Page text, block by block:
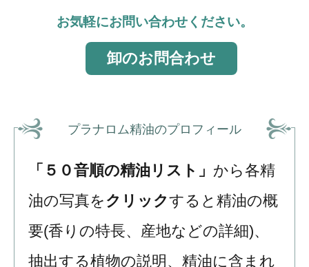
お気軽にお問い合わせください。
卸のお問合わせ
プラナロム精油のプロフィール
「５０音順の精油リスト」 から各精
油の写真を クリックすると精油の概
要(香りの特長、産地などの詳細)、
抽出する植物の説明、精油に含まれ